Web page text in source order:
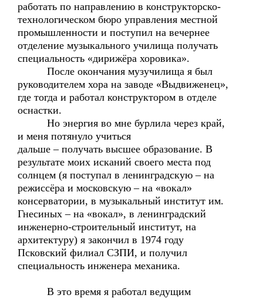
работать по направлению в конструкторско-
технологическом бюро управления местной
промышленности и поступил на вечернее
отделение музыкального училища получать
специальность «дирижёра хоровика».
После окончания музучилища я был
руководителем хора на заводе «Выдвиженец»,
где тогда и работал конструктором в отделе
оснастки.
Но энергия во мне бурлила через край,
и меня потянуло учиться
дальше – получать высшее образование. В
результате моих исканий своего места под
солнцем (я поступал в ленинградскую – на
режиссёра и московскую – на «вокал»
консерватории, в музыкальный институт им.
Гнесиных – на «вокал», в ленинградский
инженерно-строительный институт, на
архитектуру) я закончил в 1974 году
Псковский филиал СЗПИ, и получил
специальность инженера механика.
В это время я работал ведущим